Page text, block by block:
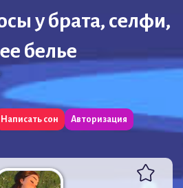
у брата, селфи,
белье
Написать сон Авторизация